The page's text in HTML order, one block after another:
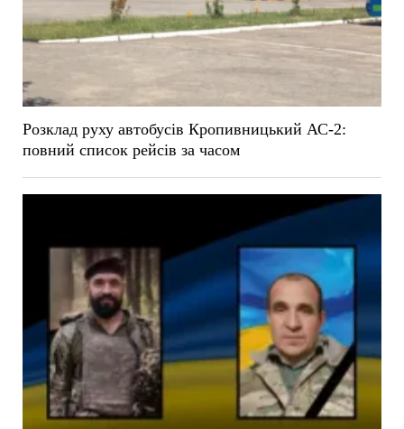
Розклад руху автобусів Кропивницький АС-2:
повний список рейсів за часом